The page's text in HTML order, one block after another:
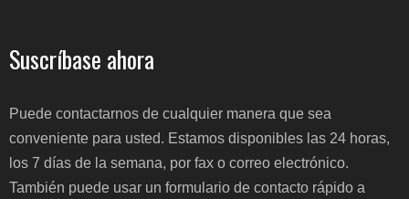
Suscríbase ahora
Puede contactarnos de cualquier manera que sea
conveniente para usted. Estamos disponibles las 24 horas,
los 7 días de la semana, por fax o correo electrónico.
También puede usar un formulario de contacto rápido a